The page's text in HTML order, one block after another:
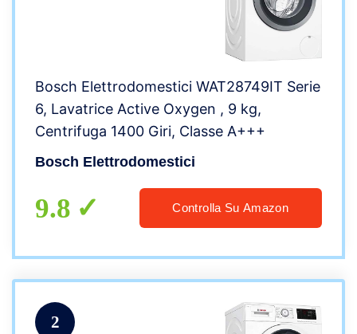
Bosch Elettrodomestici WAT28749IT Serie
6, Lavatrice Active Oxygen , 9 kg,
Centrifuga 1400 Giri, Classe A+++
Bosch Elettrodomestici
9.8 Controlla Su Amazon
2